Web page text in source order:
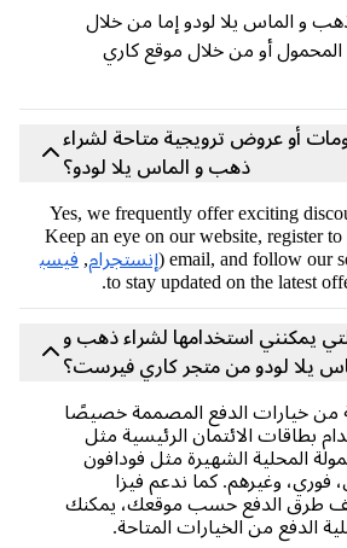
يلا لودو إما من خلال
أو من خلال موقع كاري
عروض ترويجية متاحة لشراء
ذهب و الماس يلا لودو؟
Yes, we frequently offer
Keep an eye on our website,
email, and
إنستجرام,فيسب
استخدامها لشراء ذهب و
لودو من متجر كاري فيرست؟
الدفع المصممة خصيصًا
الائتمان الرئيسية مثل
الشهيرة مثل فودافون
كما ندعم فيزا
الدفع حسب موقعك، يمكنك
من الخيارات المتاحة.